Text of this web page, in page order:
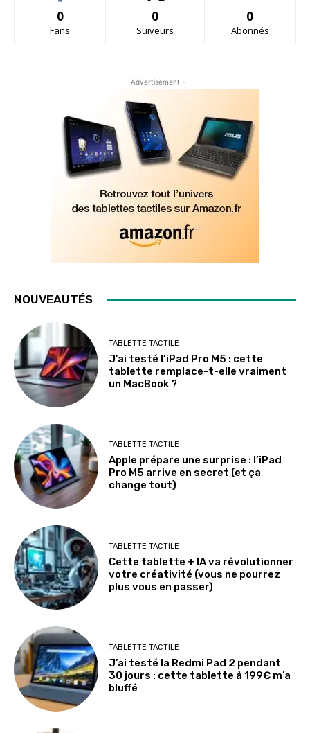
0
Fans
0
Suiveurs
0
Abonnés
- Advertisement -
NOUVEAUTÉS
TABLETTE TACTILE
J’ai testé l’iPad Pro M5 : cette
tablette remplace-t-elle vraiment
un MacBook ?
TABLETTE TACTILE
Apple prépare une surprise : l’iPad
Pro M5 arrive en secret (et ça
change tout)
TABLETTE TACTILE
Cette tablette + IA va révolutionner
votre créativité (vous ne pourrez
plus vous en passer)
TABLETTE TACTILE
J’ai testé la Redmi Pad 2 pendant
30 jours : cette tablette à 199€ m’a
bluffé